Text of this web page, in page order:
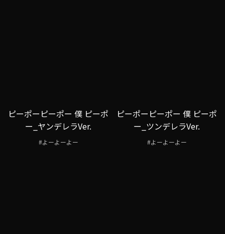
ピーポーピーポー 僕 ピーポ
ー_ヤンデレラVer.
#よーよーよー
ピーポーピーポー 僕 ピーポ
ー_ツンデレラVer.
#よーよーよー